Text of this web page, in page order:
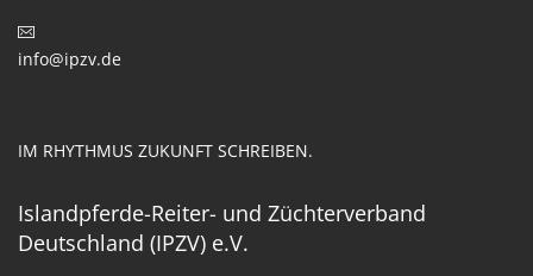
info@ipzv.de
IM RHYTHMUS ZUKUNFT SCHREIBEN.
Islandpferde-Reiter- und Züchterverband
Deutschland (IPZV) e.V.